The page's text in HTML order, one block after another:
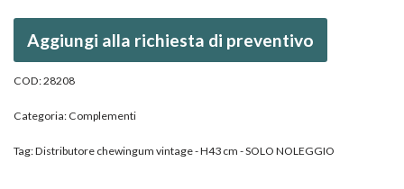
Aggiungi alla richiesta di preventivo
COD:28208
Categoria: Complementi
Tag:Distributore chewingum vintage - H43 cm - SOLO NOLEGGIO